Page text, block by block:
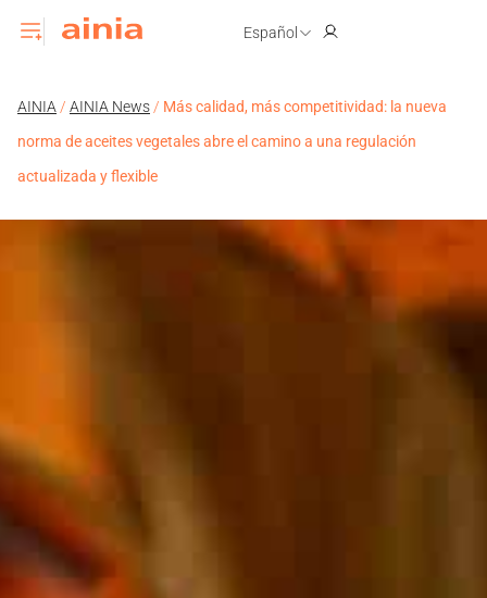
Español
AINIA / AINIA News / Más calidad, más competitividad: la nueva
norma de aceites vegetales abre el camino a una regulación
actualizada y flexible